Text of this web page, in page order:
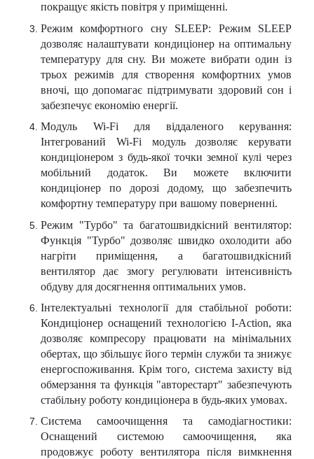
покращує якість повітря у приміщенні.
Режим комфортного сну SLEEP: Режим SLEEP
дозволяє налаштувати кондиціонер на оптимальну
температуру для сну. Ви можете вибрати один із
трьох режимів для створення комфортних умов
вночі, що допомагає підтримувати здоровий сон і
забезпечує економію енергії.
Модуль Wi-Fi для віддаленого керування:
Інтегрований Wi-Fi модуль дозволяє керувати
кондиціонером з будь-якої точки земної кулі через
мобільний додаток. Ви можете включити
кондиціонер по дорозі додому, що забезпечить
комфортну температуру при вашому поверненні.
Режим "Турбо" та багатошвидкісний вентилятор:
Функція "Турбо" дозволяє швидко охолодити або
нагріти приміщення, а багатошвидкісний
вентилятор дає змогу регулювати інтенсивність
обдуву для досягнення оптимальних умов.
Інтелектуальні технології для стабільної роботи:
Кондиціонер оснащений технологією I-Action, яка
дозволяє компресору працювати на мінімальних
обертах, що збільшує його термін служби та знижує
енергоспоживання. Крім того, система захисту від
обмерзання та функція "авторестарт" забезпечують
стабільну роботу кондиціонера в будь-яких умовах.
Система самоочищення та самодіагностики:
Оснащений системою самоочищення, яка
продовжує роботу вентилятора після вимкнення